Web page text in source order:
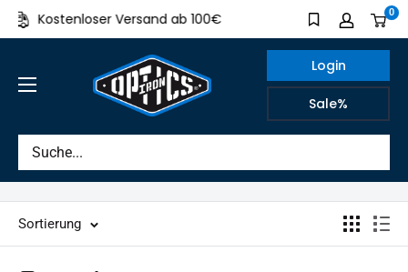
Direkt
zum
Kostenloser Versand ab 100€ Made in 0
IRON
Login
Sale%
Sortierung